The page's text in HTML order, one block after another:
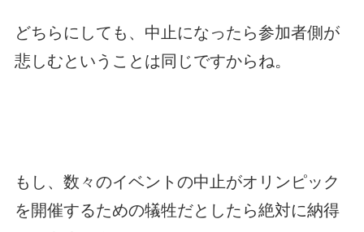
どちらにしても、中止になったら参加者側が
悲しむということは同じですからね。
もし、数々のイベントの中止がオリンピック
を開催するための犠牲だとしたら絶対に納得